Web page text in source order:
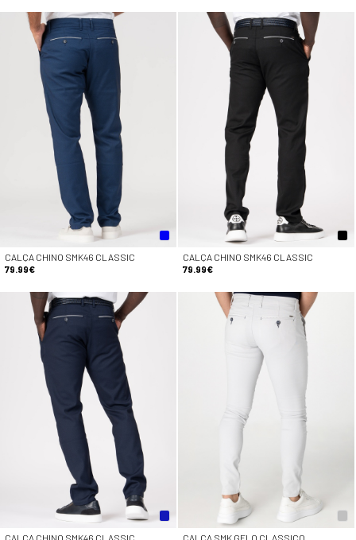
CALÇA CHINO SMK46 CLASSIC
79.99€
CALÇA CHINO SMK46 CLASSIC
79.99€
CALÇA CHINO SMK46 CLASSIC
CALÇA SMK GELO CLASSICO